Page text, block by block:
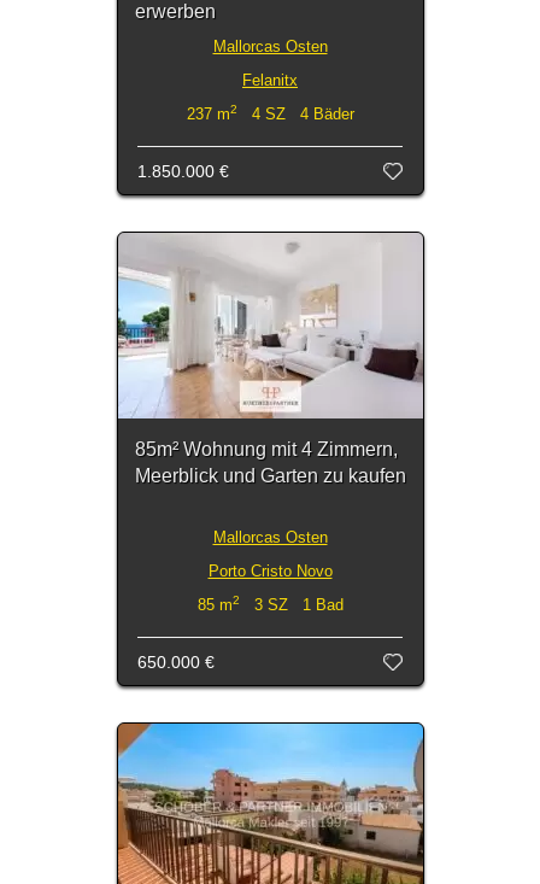
erwerben
Mallorcas Osten
Felanitx
237 m2 4 SZ 4 Bäder
1.850.000 €
85m² Wohnung mit 4 Zimmern,
Meerblick und Garten zu kaufen
Mallorcas Osten
Porto Cristo Novo
85 m2 3 SZ 1 Bad
650.000 €